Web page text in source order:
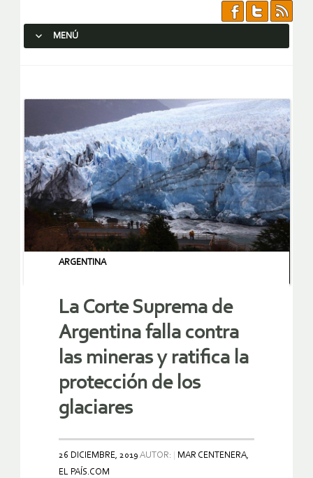
MENÚ
ARGENTINA
La Corte Suprema de
Argentina falla contra
las mineras y ratifica la
protección de los
glaciares
26 DICIEMBRE, 2019 AUTOR:
MAR CENTENERA,
EL PAÍS.COM